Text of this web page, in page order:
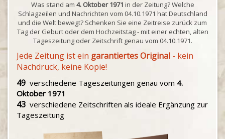
Was stand am 4. Oktober 1971 in der Zeitung? Welche
Schlagzeilen und Nachrichten vom 04.10.1971 hat Deutschland
und die Welt bewegt? Schenken Sie eine Zeitreise zurück zum
Tag der Geburt oder dem Hochzeitstag - mit einer echten, alten
Tageszeitung oder Zeitschrift genau vom 04.10.1971.
Jede Zeitung ist ein garantiertes Original - kein
Nachdruck, keine Kopie!
49 verschiedene Tageszeitungen genau vom 4.
Oktober 1971
43 verschiedene Zeitschriften als ideale Ergänzung zur
Tageszeitung